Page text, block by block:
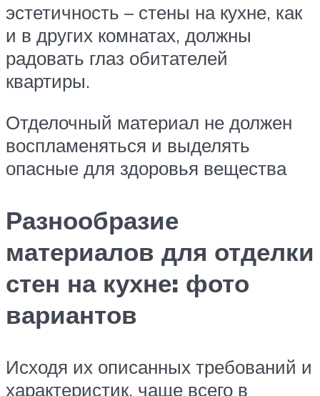
эстетичность – стены на кухне, как
и в других комнатах, должны
радовать глаз обитателей
квартиры.
Отделочный материал не должен
воспламеняться и выделять
опасные для здоровья вещества
Разнообразие
материалов для отделки
стен на кухне: фото
вариантов
Исходя их описанных требований и
характеристик, чаще всего в